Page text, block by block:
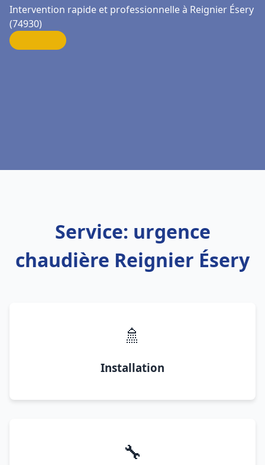
Intervention rapide et professionnelle à Reignier Ésery
(74930)
Service: urgence
chaudière Reignier Ésery
🚿
Installation
🔧